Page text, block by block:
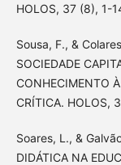
HOLOS, 37 (8), 1-
Sousa, F., &
SOCIEDADE
CONHECIMENTO
CRÍTICA. HOLOS,
Soares, L., &
DIDÁTICA NA